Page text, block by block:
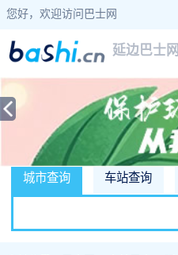
您好，欢迎访问巴士网
延边巴士网
城市查询 车站查询